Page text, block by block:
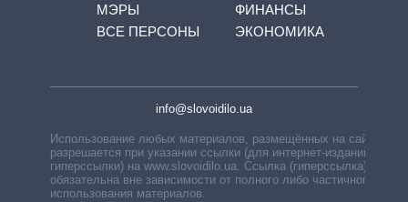
МЭРЫ
ВСЕ ПЕРСОНЫ
ФИНАНСЫ
ЭКОНОМИКА
info@slovoidilo.ua
Использование любых материалов, размещённых на сайте,
разрешается при указании ссылки (для интернет-изданий —
гиперссылки) на www.slovoidilo.ua. Ссылка (гиперссылка)
обязательна вне зависимости от полного либо частичного
использования материалов.